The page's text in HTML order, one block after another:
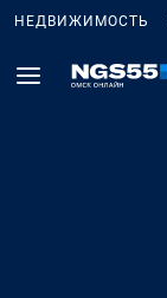
НЕДВИЖИМОСТЬ